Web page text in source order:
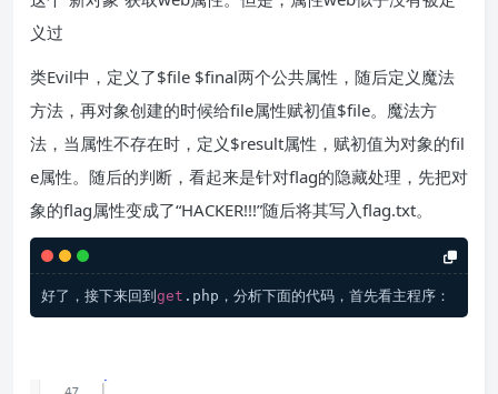
义过
类Evil中，定义了$file $final两个公共属性，随后定义魔法
方法，再对象创建的时候给file属性赋初值$file。魔法方
法，当属性不存在时，定义$result属性，赋初值为对象的fil
e属性。随后的判断，看起来是针对flag的隐藏处理，先把对
象的flag属性变成了“HACKER!!!”随后将其写入flag.txt。
好了，接下来回到get